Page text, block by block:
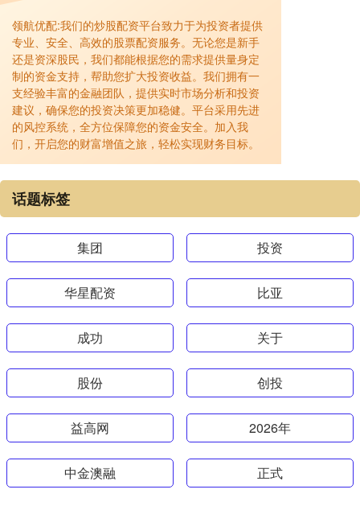
领航优配:我们的炒股配资平台致力于为投资者提供
专业、安全、高效的股票配资服务。无论您是新手
还是资深股民，我们都能根据您的需求提供量身定
制的资金支持，帮助您扩大投资收益。我们拥有一
支经验丰富的金融团队，提供实时市场分析和投资
建议，确保您的投资决策更加稳健。平台采用先进
的风控系统，全方位保障您的资金安全。加入我
们，开启您的财富增值之旅，轻松实现财务目标。
话题标签
集团 投资
华星配资 比亚
成功 关于
股份 创投
益高网 2026年
中金澳融 正式